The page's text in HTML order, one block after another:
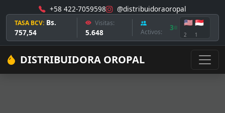
+58 422-7059598 @distribuidoraoropal
TASA BCV: Bs.
757,54
Visitas:
5.648 Activos: 3
🇺🇸
2
🇸🇬
1
DISTRIBUIDORA OROPAL